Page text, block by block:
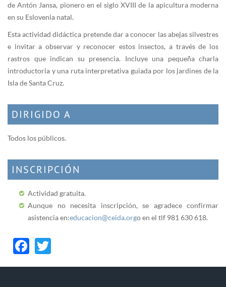
de Antón Jansa, pionero en el siglo XVIII de la apicultura moderna
en su Eslovenia natal.
Esta actividad didáctica pretende dar a conocer las abejas silvestres
e invitar a observar y reconocer estos insectos, a través de los
rastros que indican su presencia. Incluye una pequeña charla
introductoria y una ruta interpretativa guiada por los jardines de la
Isla de Santa Cruz.
DIRIGIDO A
Todos los públicos.
INSCRIPCIÓN
Actividad gratuita.
Aunque no necesita inscripción, se agradece confirmar
asistencia en:educacion@ceida.orgo en el tlf 981 630 618.
Facebook